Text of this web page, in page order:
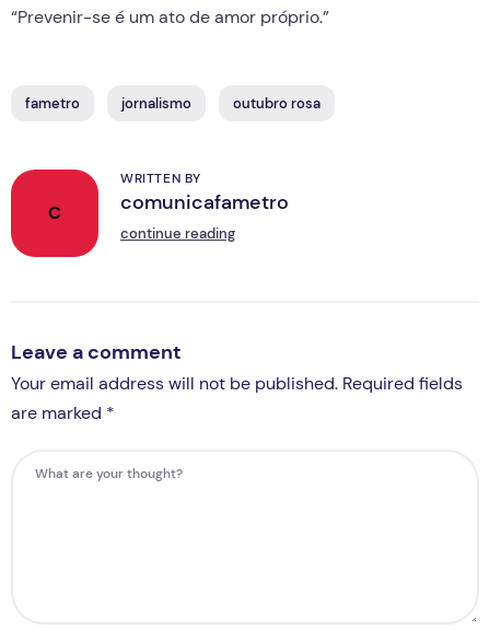
“Prevenir-se é um ato de amor próprio.”
fametro jornalismo outubro rosa
C
WRITTEN BY
comunicafametro
continue reading
Leave a comment
Your email address will not be published. Required fields
are marked *